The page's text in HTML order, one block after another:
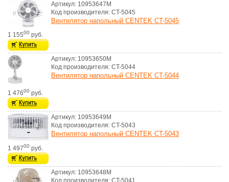
1 15500 руб.
Артикул: 10953647M
Код производителя: CT-5045
Вентилятор напольный CENTEK CT-5045
1 47600 руб.
Артикул: 10953650M
Код производителя: CT-5044
Вентилятор напольный CENTEK CT-5044
1 49700 руб.
Артикул: 10953649M
Код производителя: CT-5043
Вентилятор напольный CENTEK CT-5043
Артикул: 10953648M
Код производителя: CT-5041